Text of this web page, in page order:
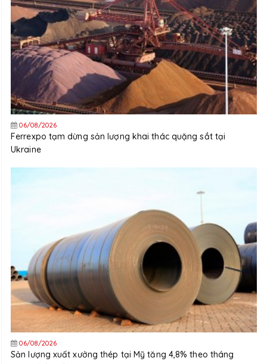
06/08/2026
Ferrexpo tạm dừng sản lượng khai thác quặng sắt tại
Ukraine
06/08/2026
Sản lượng xuất xưởng thép tại Mỹ tăng 4,8% theo tháng